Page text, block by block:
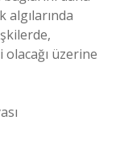
algılarında
üzerine